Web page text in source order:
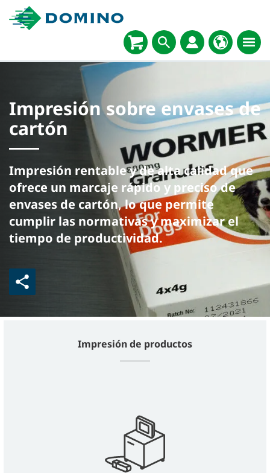
Impresión sobre envases de
cartón
Impresión rentable y de alta calidad que
ofrece un marcaje rápido y preciso de
envases de cartón, lo que permite
cumplir las normativas y maximizar el
tiempo de productividad.
Impresión de productos